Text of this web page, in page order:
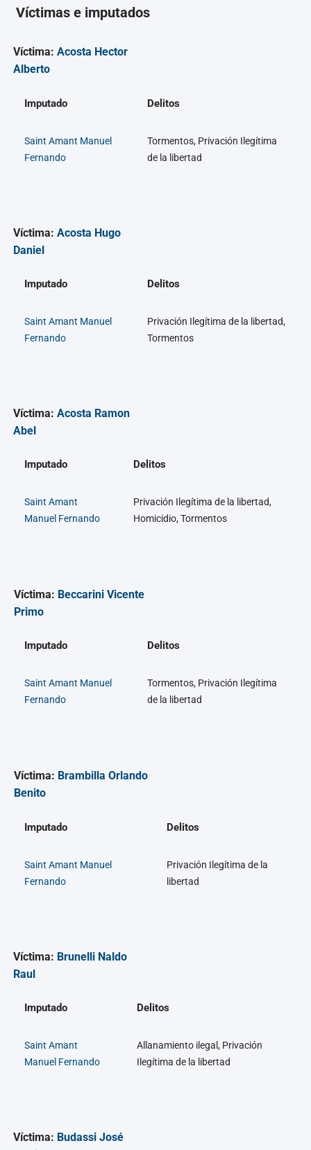
Víctimas e imputados
Víctima:Acosta Hector
Alberto
Imputado Delitos
Saint Amant Manuel
Fernando
Tormentos, Privación Ilegítima
de la libertad
Víctima:Acosta Hugo
Daniel
Imputado Delitos
Saint Amant Manuel
Fernando
Privación Ilegítima de la libertad,
Tormentos
Víctima:Acosta Ramon
Abel
Imputado Delitos
Saint Amant
Manuel Fernando
Privación Ilegítima de la libertad,
Homicidio, Tormentos
Víctima: Beccarini Vicente
Primo
Imputado Delitos
Saint Amant Manuel
Fernando
Tormentos, Privación Ilegítima
de la libertad
Víctima: Brambilla Orlando
Benito
Imputado Delitos
Saint Amant Manuel
Fernando
Privación Ilegítima de la
libertad
Víctima: Brunelli Naldo
Raul
Imputado Delitos
Saint Amant
Manuel Fernando
Allanamiento ilegal, Privación
Ilegítima de la libertad
Víctima: Budassi José